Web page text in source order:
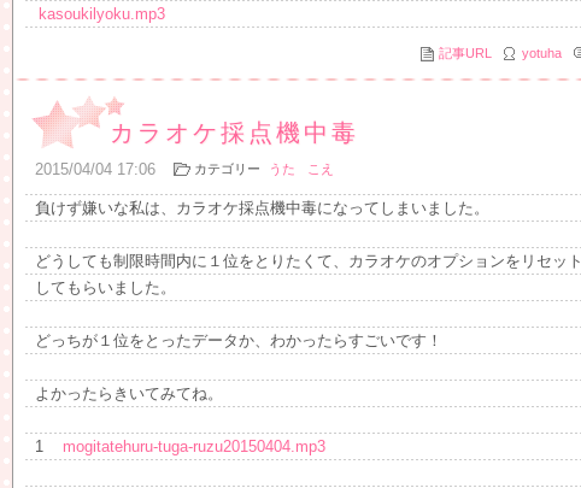
kasoukilyoku.mp3
記事URL yotuha
カラオケ採点機中毒
2015/04/04 17:06 カテゴリー うた こえ
負けず嫌いな私は、カラオケ採点機中毒になってしまいました。
どうしても制限時間内に１位をとりたくて、カラオケのオプションをリセット
してもらいました。
どっちが１位をとったデータか、わかったらすごいです！
よかったらきいてみてね。
1 mogitatehuru-tuga-ruzu20150404.mp3